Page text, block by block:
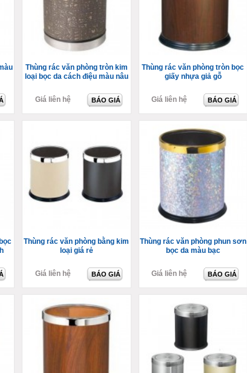
Thùng rác văn phòng tròn kim
loại bọc da cách điệu màu nâu
Giá liên hệ BÁO GIÁ
Thùng rác văn phòng tròn bọc
giấy nhựa giả gỗ
Giá liên hệ BÁO GIÁ
Thùng rác văn phòng bằng kim
loại giá rẻ
Giá liên hệ BÁO GIÁ
Thùng rác văn phòng phun sơn
bọc da màu bạc
Giá liên hệ BÁO GIÁ